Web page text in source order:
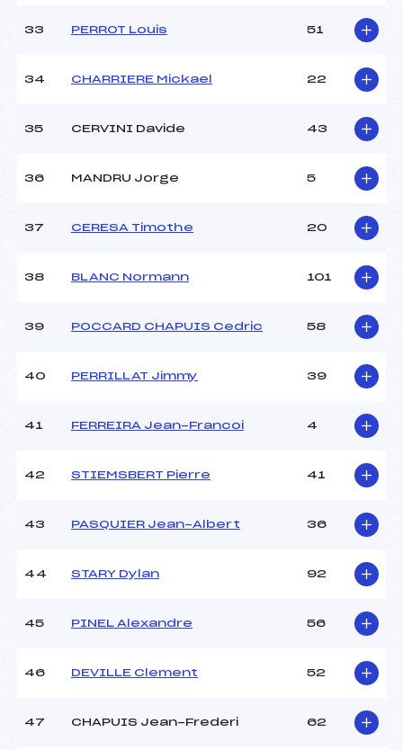
33 PERROT Louis 51
34 CHARRIERE Mickael 22
35 CERVINI Davide 43
36 MANDRU Jorge 5
37 CERESA Timothe 20
38 BLANC Normann 101
39 POCCARD CHAPUIS Cedric 58
40 PERRILLAT Jimmy 39
41 FERREIRA Jean-Francoi 4
42 STIEMSBERT Pierre 41
43 PASQUIER Jean-Albert 36
44 STARY Dylan 92
45 PINEL Alexandre 56
46 DEVILLE Clement 52
47 CHAPUIS Jean-Frederi 62